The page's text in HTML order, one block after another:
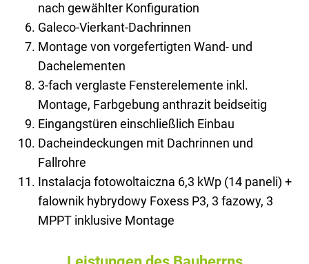
nach gewählter Konfiguration
Galeco-Vierkant-Dachrinnen
Montage von vorgefertigten Wand- und
Dachelementen
3-fach verglaste Fensterelemente inkl.
Montage, Farbgebung anthrazit beidseitig
Eingangstüren einschließlich Einbau
Dacheindeckungen mit Dachrinnen und
Fallrohre
Instalacja fotowoltaiczna 6,3 kWp (14 paneli) +
falownik hybrydowy Foxess P3, 3 fazowy, 3
MPPT inklusive Montage